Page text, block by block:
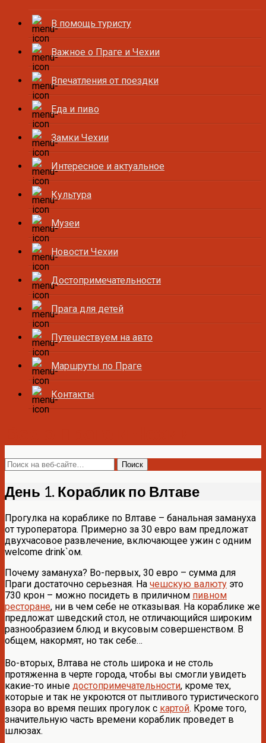
В помощь туристу
Важное о Праге и Чехии
Впечатления от поездки
Еда и пиво
Замки Чехии
Интересное и актуальное
Культура
Музеи
Новости Чехии
Достопримечательности
Прага для детей
Путешествуем на авто
Маршруты по Праге
Контакты
День 1. Кораблик по Влтаве
Прогулка на кораблике по Влтаве – банальная замануха
от туроператора. Примерно за 30 евро вам предложат
двухчасовое развлечение, включающее ужин с одним
welcome drink`ом.
Почему замануха? Во-первых, 30 евро – сумма для
Праги достаточно серьезная. На чешскую валюту это
730 крон – можно посидеть в приличном пивном
ресторане, ни в чем себе не отказывая. На кораблике же
предложат шведский стол, не отличающийся широким
разнообразием блюд и вкусовым совершенством. В
общем, накормят, но так себе…
Во-вторых, Влтава не столь широка и не столь
протяженна в черте города, чтобы вы смогли увидеть
какие-то иные достопримечательности, кроме тех,
которые и так не укроются от пытливого туристического
взора во время пеших прогулок с картой. Кроме того,
значительную часть времени кораблик проведет в
шлюзах.